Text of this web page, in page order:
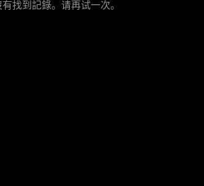
找到記錄。请再试一次。